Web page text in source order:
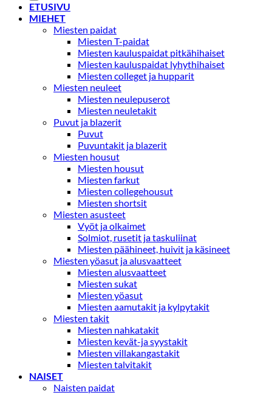
ETUSIVU
MIEHET
Miesten paidat
Miesten T-paidat
Miesten kauluspaidat pitkähihaiset
Miesten kauluspaidat lyhythihaiset
Miesten colleget ja hupparit
Miesten neuleet
Miesten neulepuserot
Miesten neuletakit
Puvut ja blazerit
Puvut
Puvuntakit ja blazerit
Miesten housut
Miesten housut
Miesten farkut
Miesten collegehousut
Miesten shortsit
Miesten asusteet
Vyöt ja olkaimet
Solmiot, rusetit ja taskuliinat
Miesten päähineet, huivit ja käsineet
Miesten yöasut ja alusvaatteet
Miesten alusvaatteet
Miesten sukat
Miesten yöasut
Miesten aamutakit ja kylpytakit
Miesten takit
Miesten nahkatakit
Miesten kevät-ja syystakit
Miesten villakangastakit
Miesten talvitakit
NAISET
Naisten paidat